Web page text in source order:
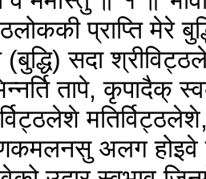
प्राप्ति मेरे
(बुद्धि) सदा
तापे, कृपादैक्
अलग होइवे